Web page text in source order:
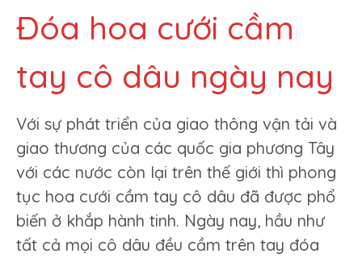
Đóa hoa cưới cầm
tay cô dâu ngày nay
Với sự phát triển của giao thông vận tải và
giao thương của các quốc gia phương Tây
với các nước còn lại trên thế giới thì phong
tục hoa cưới cầm tay cô dâu đã được phổ
biến ở khắp hành tinh. Ngày nay, hầu như
tất cả mọi cô dâu đều cầm trên tay đóa